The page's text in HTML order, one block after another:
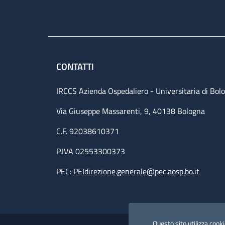
CONTATTI
IRCCS Azienda Ospedaliero - Universitaria di
Via Giuseppe Massarenti, 9, 40138 Bologna
C.F. 92038610371
P.IVA 02553300373
PEC: PEIdirezione.generale@pec.aosp.bo.it